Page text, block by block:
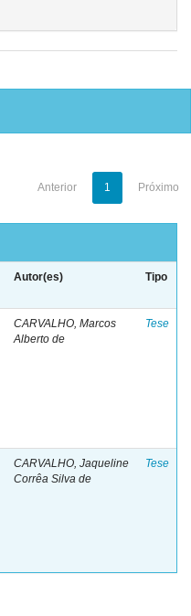
Anterior 1 Próximo
Autor(es) Tipo
CARVALHO, Marcos
Alberto de
Tese
CARVALHO, Jaqueline
Corrêa Silva de
Tese